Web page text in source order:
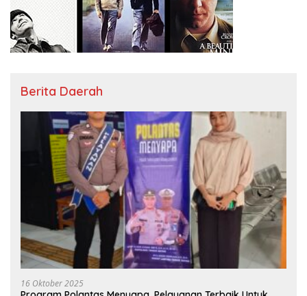
Berita Daerah
16 Oktober 2025